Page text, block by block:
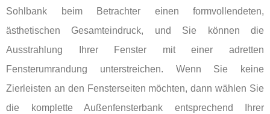
Sohlbank beim Betrachter einen formvollendeten,
ästhetischen Gesamteindruck, und Sie können die
Ausstrahlung Ihrer Fenster mit einer adretten
Fensterumrandung unterstreichen. Wenn Sie keine
Zierleisten an den Fensterseiten möchten, dann wählen Sie
die komplette Außenfensterbank entsprechend Ihrer